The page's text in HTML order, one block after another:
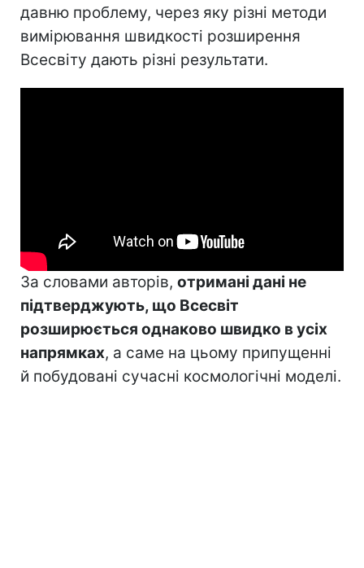
давню проблему, через яку різні методи
вимірювання швидкості розширення
Всесвіту дають різні результати.
За словами авторів, отримані дані не
підтверджують, що Всесвіт
розширюється однаково швидко в усіх
напрямках, а саме на цьому припущенні
й побудовані сучасні космологічні моделі.